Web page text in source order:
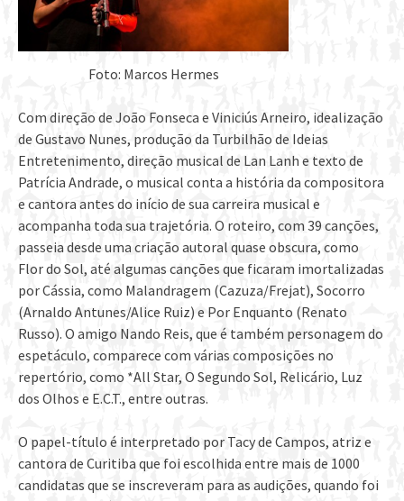
Foto: Marcos Hermes
Com direção de João Fonseca e Viniciús Arneiro, idealização
de Gustavo Nunes, produção da Turbilhão de Ideias
Entretenimento, direção musical de Lan Lanh e texto de
Patrícia Andrade, o musical conta a história da compositora
e cantora antes do início de sua carreira musical e
acompanha toda sua trajetória. O roteiro, com 39 canções,
passeia desde uma criação autoral quase obscura, como
Flor do Sol, até algumas canções que ficaram imortalizadas
por Cássia, como Malandragem (Cazuza/Frejat), Socorro
(Arnaldo Antunes/Alice Ruiz) e Por Enquanto (Renato
Russo). O amigo Nando Reis, que é também personagem do
espetáculo, comparece com várias composições no
repertório, como *All Star, O Segundo Sol, Relicário, Luz
dos Olhos e E.C.T., entre outras.
O papel-título é interpretado por Tacy de Campos, atriz e
cantora de Curitiba que foi escolhida entre mais de 1000
candidatas que se inscreveram para as audições, quando foi